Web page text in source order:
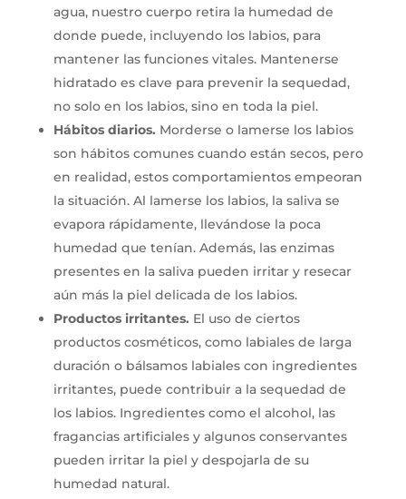
agua, nuestro cuerpo retira la humedad de
donde puede, incluyendo los labios, para
mantener las funciones vitales. Mantenerse
hidratado es clave para prevenir la sequedad,
no solo en los labios, sino en toda la piel.
Hábitos diarios. Morderse o lamerse los labios
son hábitos comunes cuando están secos, pero
en realidad, estos comportamientos empeoran
la situación. Al lamerse los labios, la saliva se
evapora rápidamente, llevándose la poca
humedad que tenían. Además, las enzimas
presentes en la saliva pueden irritar y resecar
aún más la piel delicada de los labios.
Productos irritantes. El uso de ciertos
productos cosméticos, como labiales de larga
duración o bálsamos labiales con ingredientes
irritantes, puede contribuir a la sequedad de
los labios. Ingredientes como el alcohol, las
fragancias artificiales y algunos conservantes
pueden irritar la piel y despojarla de su
humedad natural.